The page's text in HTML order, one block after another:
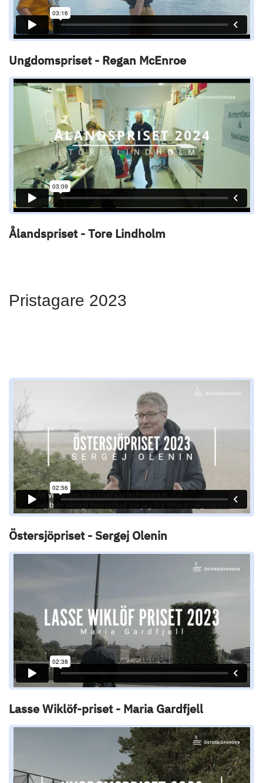
Ungdomspriset - Regan McEnroe
Ålandspriset - Tore Lindholm
Pristagare 2023
Östersjöpriset - Sergej Olenin
Lasse Wiklöf-priset - Maria Gardfjell